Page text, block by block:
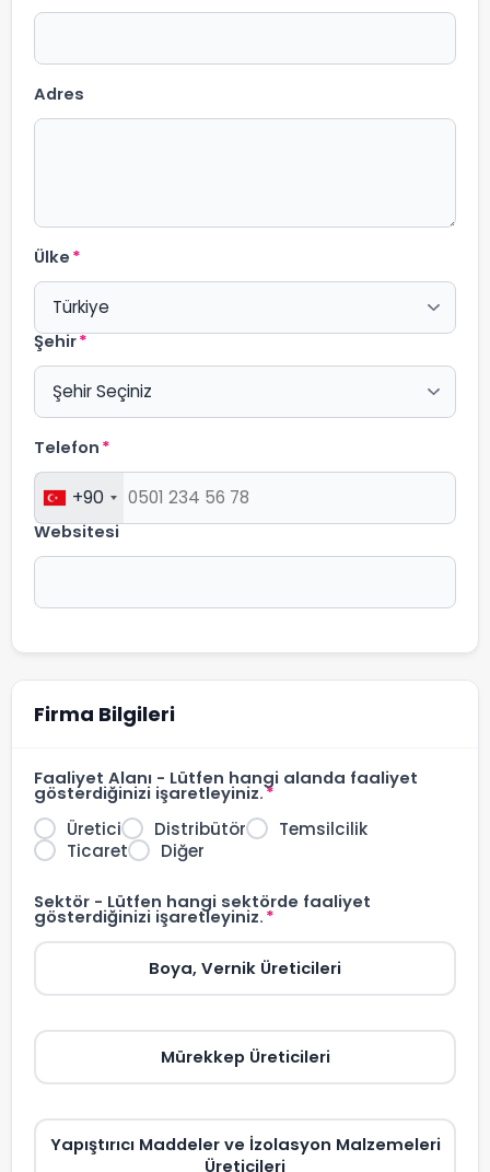
Adres
Ülke*
Şehir*
Telefon*
+90
Websitesi
Firma Bilgileri
Faaliyet Alanı - Lütfen hangi alanda faaliyet
gösterdiğinizi işaretleyiniz.*
Üretici
Distribütör
Temsilcilik
Ticaret
Diğer
Sektör - Lütfen hangi sektörde faaliyet
gösterdiğinizi işaretleyiniz.*
Boya, Vernik Üreticileri
Mürekkep Üreticileri
Yapıştırıcı Maddeler ve İzolasyon Malzemeleri
Üreticileri